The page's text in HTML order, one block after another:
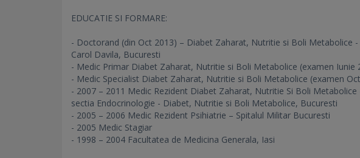
EDUCATIE SI FORMARE:
- Doctorand (din Oct 2013) – Diabet Zaharat, Nutritie si Boli Metabolice
Carol Davila, Bucuresti
- Medic Primar Diabet Zaharat, Nutritie si Boli Metabolice (examen Iunie
- Medic Specialist Diabet Zaharat, Nutritie si Boli Metabolice (examen
- 2007 – 2011 Medic Rezident Diabet Zaharat, Nutritie Si Boli Metabolice
sectia Endocrinologie - Diabet, Nutritie si Boli Metabolice, Bucuresti
- 2005 – 2006 Medic Rezident Psihiatrie – Spitalul Militar Bucuresti
- 2005 Medic Stagiar
- 1998 – 2004 Facultatea de Medicina Generala, Iasi